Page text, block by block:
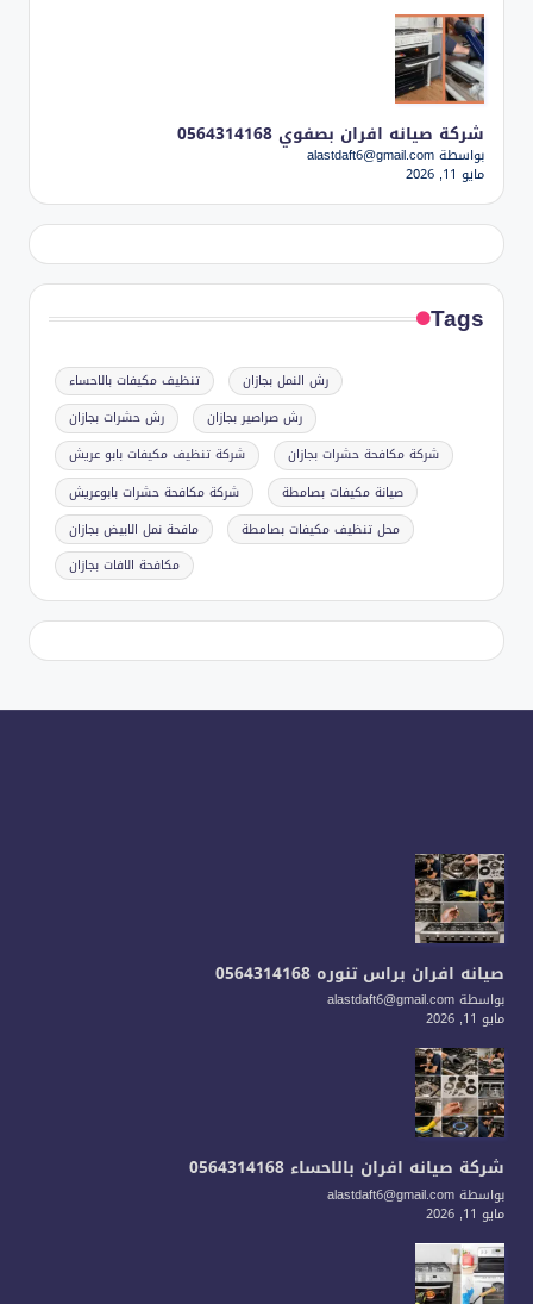
شركة صيانه افران بصفوي 0564314168
بواسطة alastdaft6@gmail.com
مايو 11, 2026
Tags
تنظيف مكيفات بالاحساء
رش النمل بجازان
رش حشرات بجازان
رش صراصير بجازان
شركة تنظيف مكيفات بابو عريش
شركة مكافحة حشرات بجازان
شركة مكافحة حشرات بابوعريش
صيانة مكيفات بصامطة
مافحة نمل الابيض بجازان
محل تنظيف مكيفات بصامطة
مكافحة الافات بجازان
صيانه افران براس تنوره 0564314168
بواسطة alastdaft6@gmail.com
مايو 11, 2026
شركة صيانه افران بالاحساء 0564314168
بواسطة alastdaft6@gmail.com
مايو 11, 2026